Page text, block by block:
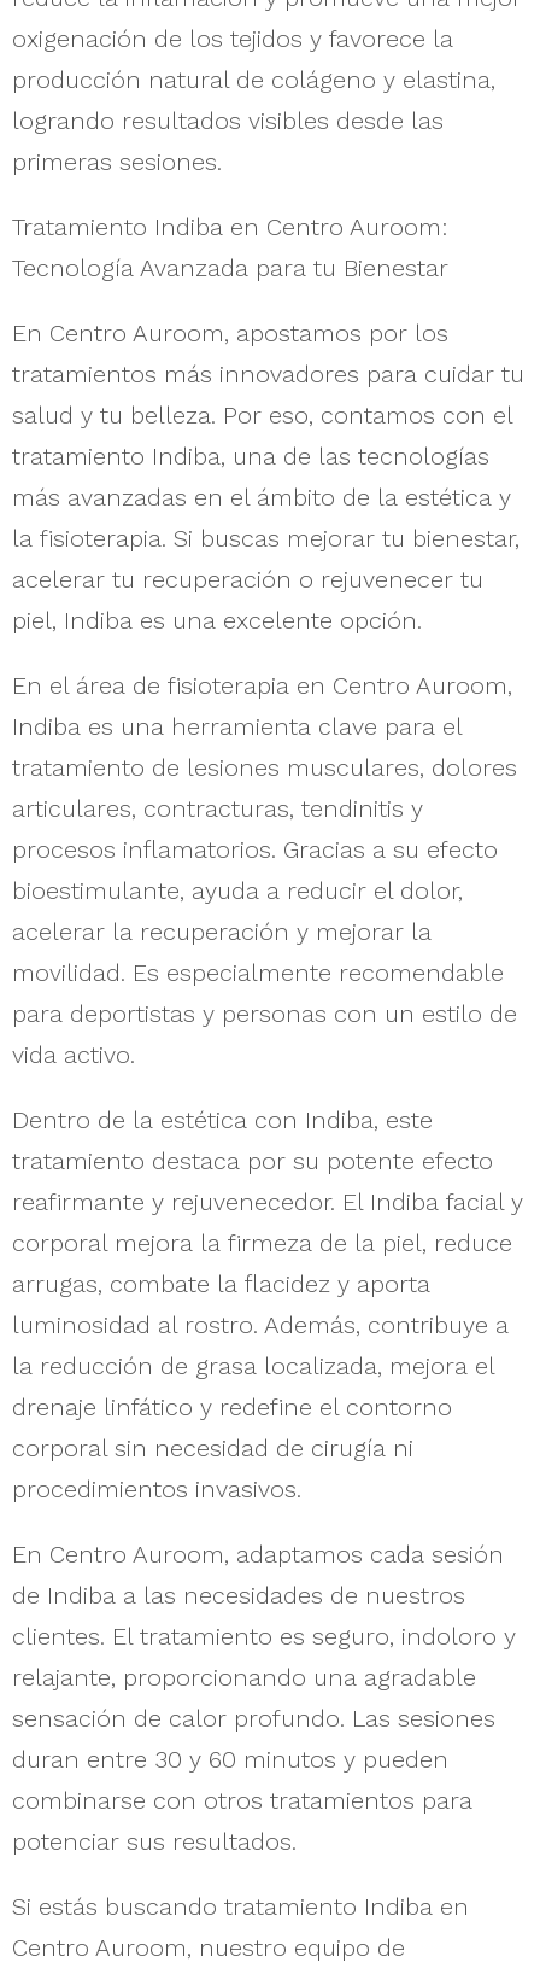
oxigenación de los tejidos y favorece la
producción natural de colágeno y elastina,
logrando resultados visibles desde las
primeras sesiones.
Tratamiento Indiba en Centro Auroom:
Tecnología Avanzada para tu Bienestar
En Centro Auroom, apostamos por los
tratamientos más innovadores para cuidar tu
salud y tu belleza. Por eso, contamos con el
tratamiento Indiba, una de las tecnologías
más avanzadas en el ámbito de la estética y
la fisioterapia. Si buscas mejorar tu bienestar,
acelerar tu recuperación o rejuvenecer tu
piel, Indiba es una excelente opción.
En el área de fisioterapia en Centro Auroom,
Indiba es una herramienta clave para el
tratamiento de lesiones musculares, dolores
articulares, contracturas, tendinitis y
procesos inflamatorios. Gracias a su efecto
bioestimulante, ayuda a reducir el dolor,
acelerar la recuperación y mejorar la
movilidad. Es especialmente recomendable
para deportistas y personas con un estilo de
vida activo.
Dentro de la estética con Indiba, este
tratamiento destaca por su potente efecto
reafirmante y rejuvenecedor. El Indiba facial y
corporal mejora la firmeza de la piel, reduce
arrugas, combate la flacidez y aporta
luminosidad al rostro. Además, contribuye a
la reducción de grasa localizada, mejora el
drenaje linfático y redefine el contorno
corporal sin necesidad de cirugía ni
procedimientos invasivos.
En Centro Auroom, adaptamos cada sesión
de Indiba a las necesidades de nuestros
clientes. El tratamiento es seguro, indoloro y
relajante, proporcionando una agradable
sensación de calor profundo. Las sesiones
duran entre 30 y 60 minutos y pueden
combinarse con otros tratamientos para
potenciar sus resultados.
Si estás buscando tratamiento Indiba en
Centro Auroom, nuestro equipo de